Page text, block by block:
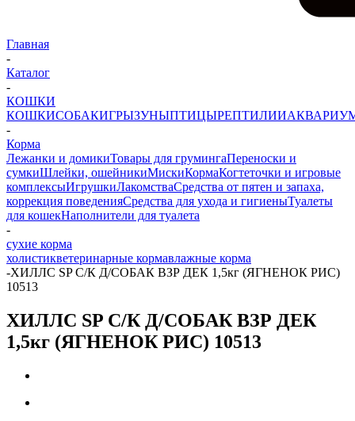
Главная
-
Каталог
-
КОШКИ
КОШКИСОБАКИГРЫЗУНЫПТИЦЫРЕПТИЛИИ
-
Корма
Лежанки и домикиТовары для грумингаПереноски и
сумкиШлейки, ошейникиМискиКормаКогтеточки и игровые
комплексыИгрушкиЛакомстваСредства от пятен и запаха,
коррекция поведенияСредства для ухода и гигиеныТуалеты
для кошекНаполнители для туалета
-
сухие корма
холистикветеринарные кормавлажные корма
-ХИЛЛС SP С/К Д/СОБАК ВЗР ДЕК 1,5кг (ЯГНЕНОК РИС)
10513
ХИЛЛС SP С/К Д/СОБАК ВЗР ДЕК
1,5кг (ЯГНЕНОК РИС) 10513